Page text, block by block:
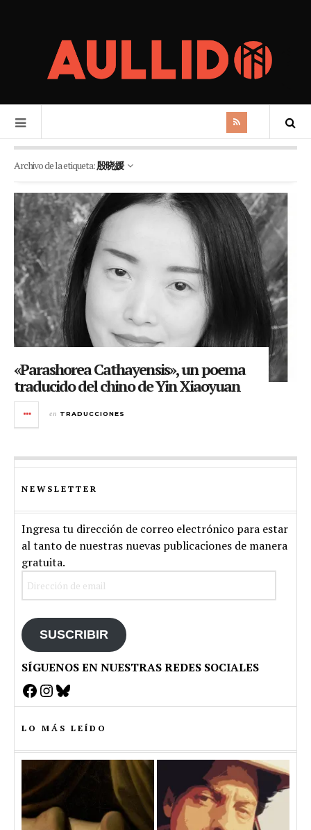
Archivo de la etiqueta:殷晓媛
«Parashorea Cathayensis», un poema
traducido del chino de Yin Xiaoyuan
en TRADUCCIONES
NEWSLETTER
Ingresa tu dirección de correo electrónico para estar
al tanto de nuestras nuevas publicaciones de manera
gratuita.
SUSCRIBIR
SÍGUENOS EN NUESTRAS REDES SOCIALES
Facebook
Instagram
Bluesky
LO MÁS LEÍDO